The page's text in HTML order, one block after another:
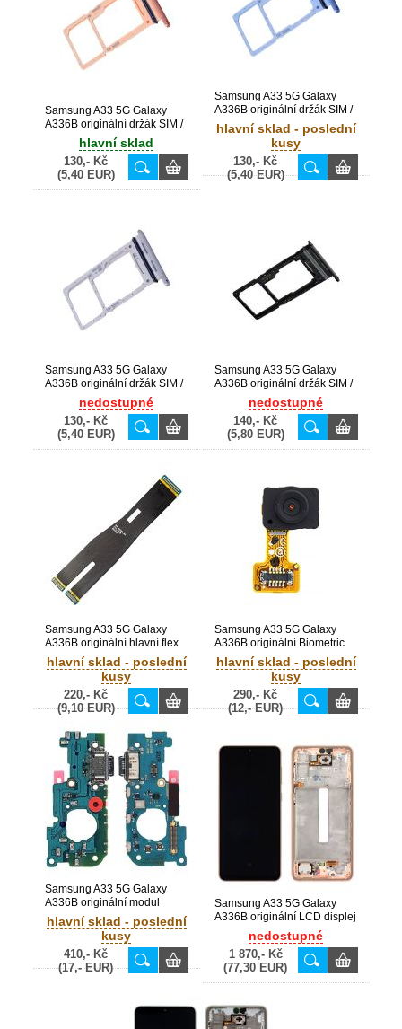
Samsung A33 5G Galaxy
A336B originální držák SIM /
SD karty Awesome Peach /
oranžový (Service Pack) -
GH98-47313D
hlavní sklad
130,- Kč
(5,40 EUR)
Samsung A33 5G Galaxy
A336B originální držák SIM /
SD karty Awesome Blue /
modrý (Service Pack) -
GH98-47313C
hlavní sklad - poslední
kusy
130,- Kč
(5,40 EUR)
Samsung A33 5G Galaxy
A336B originální držák SIM /
SD karty Awesome White /
bílý (Service Pack) - GH98-
47313B
nedostupné
130,- Kč
(5,40 EUR)
Samsung A33 5G Galaxy
A336B originální držák SIM /
SD karty Black / černý
(Service Pack) - GH98-
47313A
nedostupné
140,- Kč
(5,80 EUR)
Samsung A33 5G Galaxy
A336B originální hlavní flex
(Service Pack) - GH59-
15558A
hlavní sklad - poslední
kusy
220,- Kč
(9,10 EUR)
Samsung A33 5G Galaxy
A336B originální Biometric
sensor flex / snímač otisku
prstu (Service Pack) - GH96-
hlavní sklad - poslední
kusy
290,- Kč
(12,- EUR)
Samsung A33 5G Galaxy
A336B originální modul
dobíjení + USB Type-C
konektor + mikrofon (Service
Pack) - GH96-15022A
hlavní sklad - poslední
kusy
410,- Kč
(17,- EUR)
Samsung A33 5G Galaxy
A336B originální LCD displej
+ dotyk + přední kryt / rám
Gold / Peach (Service Pack) -
GH82-28143D, GH82-
28144D
nedostupné
1 870,- Kč
(77,30 EUR)